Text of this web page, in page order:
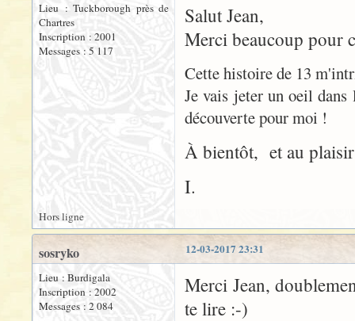
Lieu : Tuckborough près de
Chartres
Inscription : 2001
Messages : 5 117
Salut Jean,
Merci beaucoup pour
Cette histoire de 13
Je vais jeter un oeil
découverte pour moi !
À bientôt, et au
I.
Hors ligne
12-03-2017 23:31
sosryko
Lieu : Burdigala
Inscription : 2002
Messages : 2 084
Merci Jean,
te lire :-)